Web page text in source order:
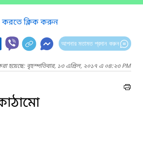
করতে ক্লিক করুন
আপনার মতামত প্রদান করুন
হয়েছে: বৃহস্পতিবার, ১৩ এপ্রিল, ২০১৭ এ ০৪:২৩ PM